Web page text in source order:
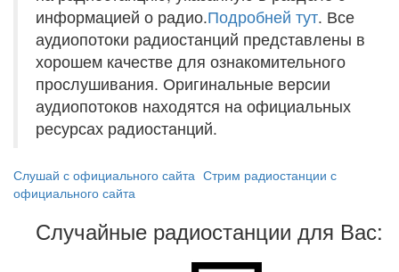
информацией о радио.Подробней тут. Все
аудиопотоки радиостанций представлены в
хорошем качестве для ознакомительного
прослушивания. Оригинальные версии
аудиопотоков находятся на официальных
ресурсах радиостанций.
Слушай с официального сайта Стрим радиостанции с
официального сайта
Случайные радиостанции для Вас: